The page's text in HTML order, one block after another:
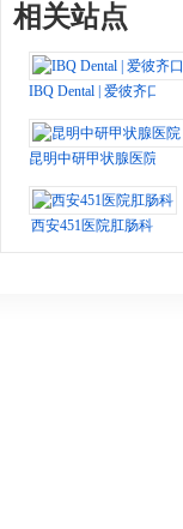
相关站点
IBQ Dental | 爱彼齐口腔
昆明中研甲状腺医院
西安451医院肛肠科